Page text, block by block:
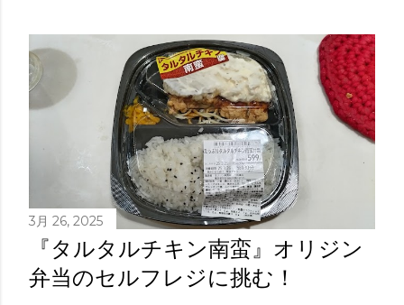
3月 26, 2025
『タルタルチキン南蛮』オリジン
弁当のセルフレジに挑む！